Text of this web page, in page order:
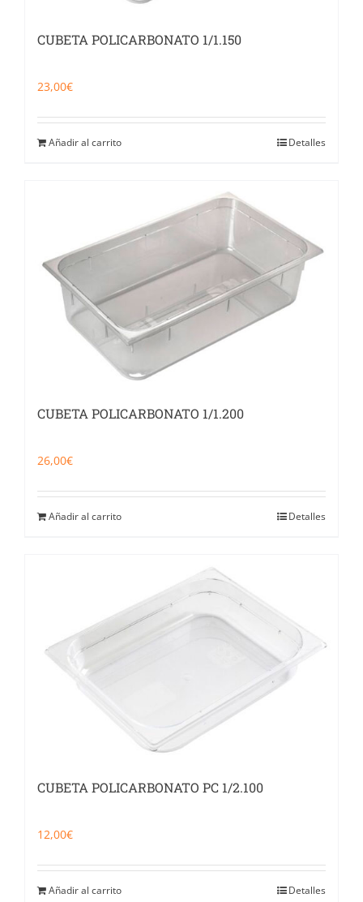
CUBETA POLICARBONATO 1/1.150
23,00€
Añadir al carrito Detalles
CUBETA POLICARBONATO 1/1.200
26,00€
Añadir al carrito Detalles
CUBETA POLICARBONATO PC 1/2.100
12,00€
Añadir al carrito Detalles